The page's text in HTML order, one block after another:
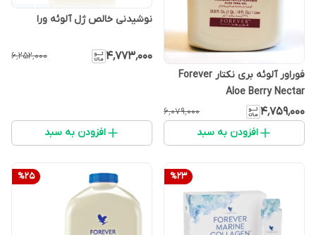
فوراور آلوئه بری نکتار Forever
Aloe Berry Nectar
۴٬۷۵۹٬۰۰۰ ۶٬۰۷۹٬۰۰۰
افزودن به سبد
نوشیدنی خالص ژل آلوئه ورا
۴٬۷۷۳٬۰۰۰ ۶٬۲۵۲٬۰۰۰
افزودن به سبد
%23
%25